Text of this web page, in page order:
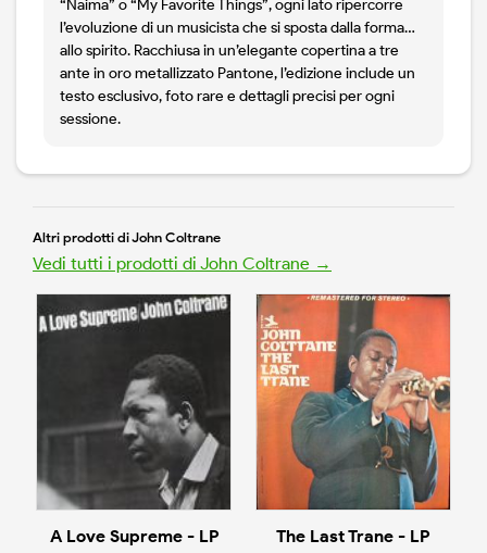
“Naima” o “My Favorite Things”, ogni lato ripercorre
l’evoluzione di un musicista che si sposta dalla forma…
allo spirito. Racchiusa in un’elegante copertina a tre
ante in oro metallizzato Pantone, l’edizione include un
testo esclusivo, foto rare e dettagli precisi per ogni
sessione.
Altri prodotti di John Coltrane
Vedi tutti i prodotti di John Coltrane →
A Love Supreme - LP
The Last Trane - LP